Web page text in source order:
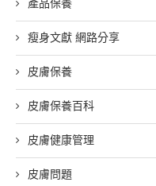
產品保養
瘦身文獻 網路分享
皮膚保養
皮膚保養百科
皮膚健康管理
皮膚問題